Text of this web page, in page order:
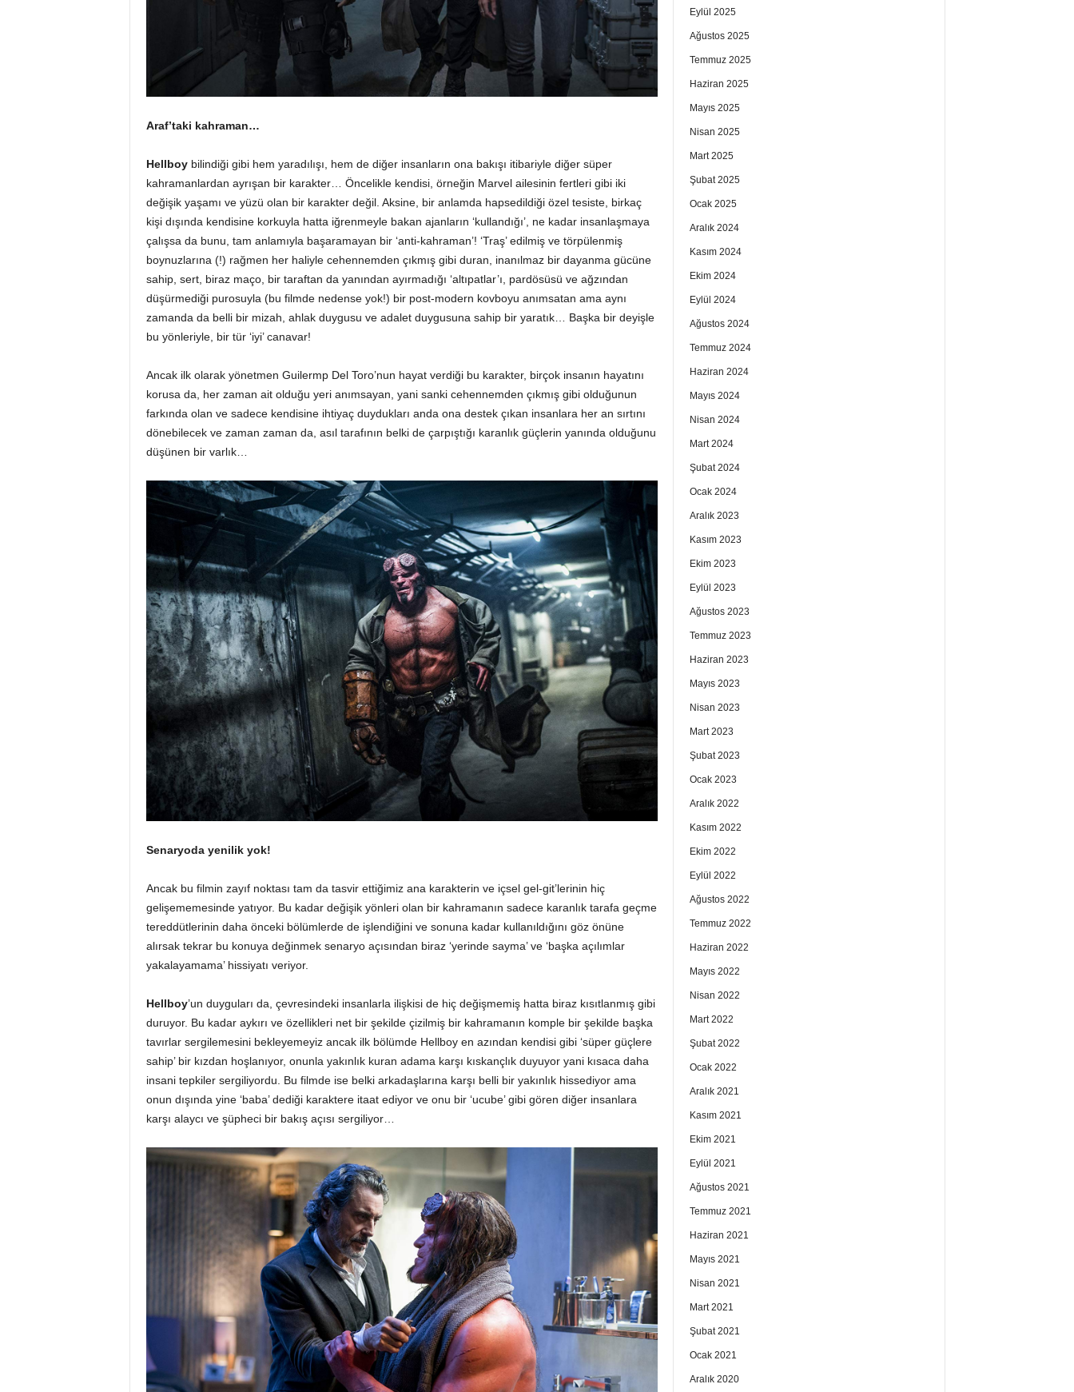
Araf’taki kahraman…
Hellboybilindiği gibi hem yaradılışı, hem de diğer insanların ona bakışı itibariyle diğer süper
kahramanlardan ayrışan bir karakter… Öncelikle kendisi, örneğin Marvel ailesinin fertleri gibi iki
değişik yaşamı ve yüzü olan bir karakter değil. Aksine, bir anlamda hapsedildiği özel tesiste, birkaç
kişi dışında kendisine korkuyla hatta iğrenmeyle bakan ajanların ‘kullandığı’, ne kadar insanlaşmaya
çalışsa da bunu, tam anlamıyla başaramayan bir ‘anti-kahraman’! ‘Traş’ edilmiş ve törpülenmiş
boynuzlarına (!) rağmen her haliyle cehennemden çıkmış gibi duran, inanılmaz bir dayanma gücüne
sahip, sert, biraz maço, bir taraftan da yanından ayırmadığı ‘altıpatlar’ı, pardösüsü ve ağzından
düşürmediği purosuyla (bu filmde nedense yok!) bir post-modern kovboyu anımsatan ama aynı
zamanda da belli bir mizah, ahlak duygusu ve adalet duygusuna sahip bir yaratık… Başka bir deyişle
bu yönleriyle, bir tür ‘iyi’ canavar!
Ancak ilk olarak yönetmen Guilermp Del Toro’nun hayat verdiği bu karakter, birçok insanın hayatını
korusa da, her zaman ait olduğu yeri anımsayan, yani sanki cehennemden çıkmış gibi olduğunun
farkında olan ve sadece kendisine ihtiyaç duydukları anda ona destek çıkan insanlara her an sırtını
dönebilecek ve zaman zaman da, asıl tarafının belki de çarpıştığı karanlık güçlerin yanında olduğunu
düşünen bir varlık…
Senaryoda yenilik yok!
Ancak bu filmin zayıf noktası tam da tasvir ettiğimiz ana karakterin ve içsel gel-git’lerinin hiç
gelişememesinde yatıyor. Bu kadar değişik yönleri olan bir kahramanın sadece karanlık tarafa geçme
tereddütlerinin daha önceki bölümlerde de işlendiğini ve sonuna kadar kullanıldığını göz önüne
alırsak tekrar bu konuya değinmek senaryo açısından biraz ‘yerinde sayma’ ve ‘başka açılımlar
yakalayamama’ hissiyatı veriyor.
Hellboy’un duyguları da, çevresindeki insanlarla ilişkisi de hiç değişmemiş hatta biraz kısıtlanmış gibi
duruyor. Bu kadar aykırı ve özellikleri net bir şekilde çizilmiş bir kahramanın komple bir şekilde başka
tavırlar sergilemesini bekleyemeyiz ancak ilk bölümde Hellboy en azından kendisi gibi ‘süper güçlere
sahip’ bir kızdan hoşlanıyor, onunla yakınlık kuran adama karşı kıskançlık duyuyor yani kısaca daha
insani tepkiler sergiliyordu. Bu filmde ise belki arkadaşlarına karşı belli bir yakınlık hissediyor ama
onun dışında yine ‘baba’ dediği karaktere itaat ediyor ve onu bir ‘ucube’ gibi gören diğer insanlara
karşı alaycı ve şüpheci bir bakış açısı sergiliyor…
Eylül 2025
Ağustos 2025
Temmuz 2025
Haziran 2025
Mayıs 2025
Nisan 2025
Mart 2025
Şubat 2025
Ocak 2025
Aralık 2024
Kasım 2024
Ekim 2024
Eylül 2024
Ağustos 2024
Temmuz 2024
Haziran 2024
Mayıs 2024
Nisan 2024
Mart 2024
Şubat 2024
Ocak 2024
Aralık 2023
Kasım 2023
Ekim 2023
Eylül 2023
Ağustos 2023
Temmuz 2023
Haziran 2023
Mayıs 2023
Nisan 2023
Mart 2023
Şubat 2023
Ocak 2023
Aralık 2022
Kasım 2022
Ekim 2022
Eylül 2022
Ağustos 2022
Temmuz 2022
Haziran 2022
Mayıs 2022
Nisan 2022
Mart 2022
Şubat 2022
Ocak 2022
Aralık 2021
Kasım 2021
Ekim 2021
Eylül 2021
Ağustos 2021
Temmuz 2021
Haziran 2021
Mayıs 2021
Nisan 2021
Mart 2021
Şubat 2021
Ocak 2021
Aralık 2020